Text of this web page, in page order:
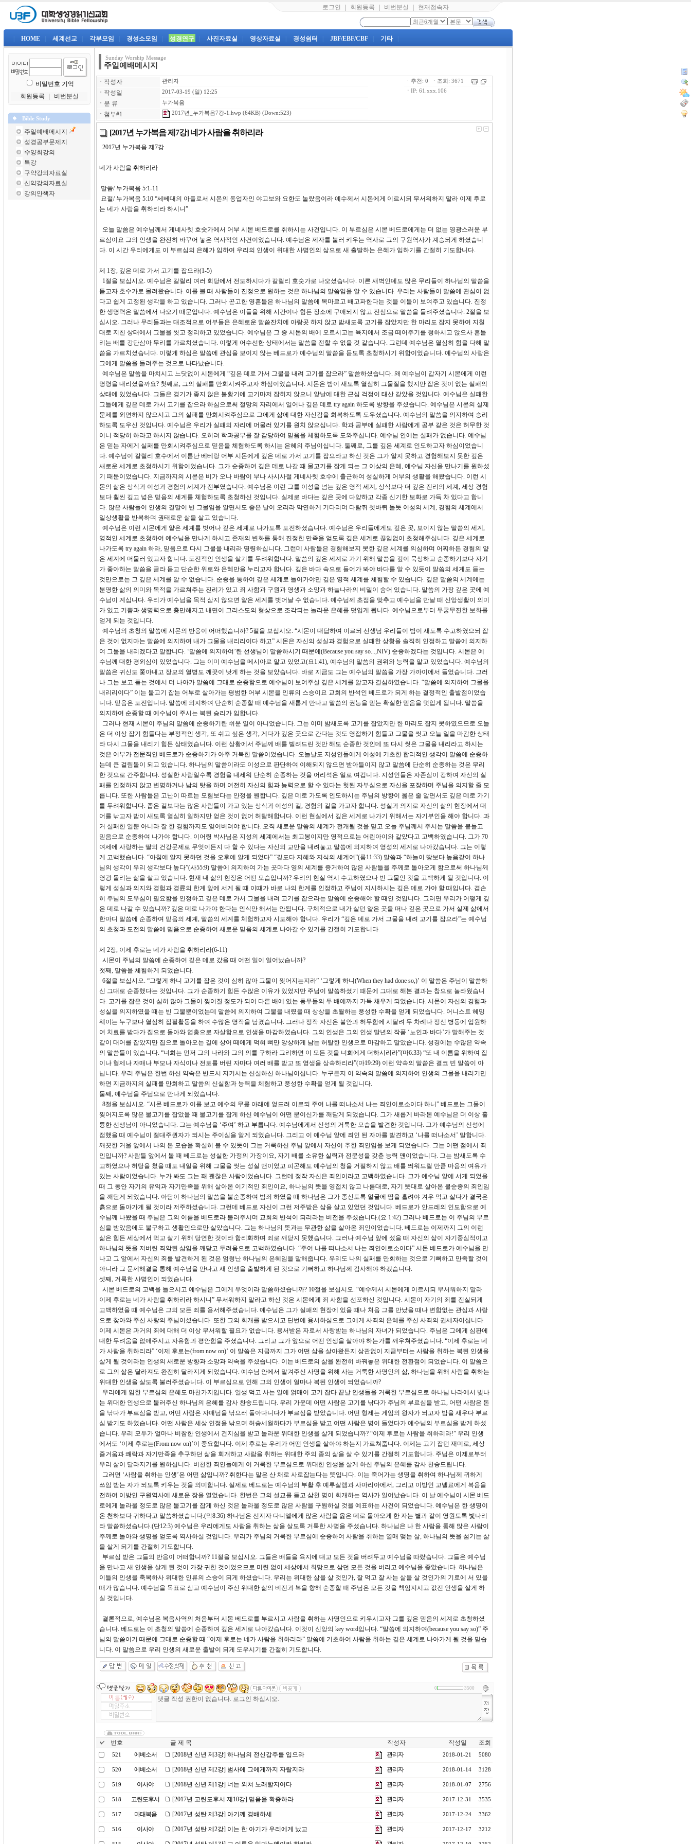
로그인 회원등록 비번분실 현재접속자
HOME 세계선교 각부모임 경성소모임 성경연구 사진자료실 영상자료실 경성쉼터 JBF/EBF/CBF 기타
비밀번호 기억
회원등록
비번분실
Bible Study
주일예배메시지
성경공부문제지
수양회강의
특강
구약강의자료실
신약강의자료실
강의안책자
Sunday Worship Message
주일예배메시지
ㆍ 작성자 관리자
ㆍ 작성일 2017-03-19 (일) 12:25
ㆍ 분 류 누가복음
ㆍ 첨부#1 2017년_누가복음7강-1.hwp (64KB) (Down:523)
ㆍ추천: 0 ㆍ조회: 3671
ㆍ IP: 61.xxx.106
[2017년 누가복음 제7강] 네가 사람을 취하리라
2017년 누가복음 제7강
네가 사람을 취하리라
말씀/ 누가복음 5:1-11
요절/ 누가복음 5:10 “세베대의 아들로서 시몬의 동업자인 야고보와 요한도 놀랐음이라 예수께서 시몬에게 이르시되 무서워하지 말라 이제 후로
는 네가 사람을 취하리라 하시니”
오늘 말씀은 예수님께서 게네사렛 호숫가에서 어부 시몬 베드로를 취하시는 사건입니다. 이 부르심은 시몬 베드로에게는 더 없는 영광스러운 부
르심이요 그의 인생을 완전히 바꾸어 놓은 역사적인 사건이었습니다. 예수님은 제자를 불러 키우는 역사로 그의 구원역사가 계승되게 하셨습니
다. 이 시간 우리에게도 이 부르심의 은혜가 임하여 우리의 인생이 위대한 사명인의 삶으로 새 출발하는 은혜가 임하기를 간절히 기도합니다.
제 1장, 깊은 데로 가서 고기를 잡으라(1-5)
1절을 보십시오. 예수님은 갈릴리 여러 회당에서 전도하시다가 갈릴리 호숫가로 나오셨습니다. 이른 새벽인데도 많은 무리들이 하나님의 말씀을
듣고자 호수가로 몰려왔습니다. 이를 볼 때 사람들이 진정으로 원하는 것은 하나님의 말씀임을 알 수 있습니다. 우리는 사람들이 말씀에 관심이 없
다고 쉽게 고정된 생각을 하고 있습니다. 그러나 곤고한 영혼들은 하나님의 말씀에 목마르고 배고파한다는 것을 이들이 보여주고 있습니다. 진정
한 생명력은 말씀에서 나오기 때문입니다. 예수님은 이들을 위해 시간이나 힘든 장소에 구애되지 않고 전심으로 말씀을 들려주셨습니다. 2절을 보
십시오. 그러나 무리들과는 대조적으로 어부들은 은혜로운 말씀잔치에 아랑곳 하지 않고 밤새도록 고기를 잡았지만 한 마리도 잡지 못하여 지칠
대로 지친 상태에서 그물을 씻고 정리하고 있었습니다. 예수님은 그 중 시몬의 배에 오르시고는 육지에서 조금 떼어주기를 청하시고 앉으사 흔들
리는 배를 강단삼아 무리를 가르치셨습니다. 이렇게 어수선한 상태에서는 말씀을 전할 수 없을 것 같습니다. 그런데 예수님은 열심히 힘을 다해 말
씀을 가르치셨습니다. 이렇게 하심은 말씀에 관심을 보이지 않는 베드로가 예수님의 말씀을 듣도록 초청하시기 위함이었습니다. 예수님의 사랑은
그에게 말씀을 들려주는 것으로 나타났습니다.
예수님은 말씀을 마치시고 느닷없이 시몬에게 “깊은 데로 가서 그물을 내려 고기를 잡으라” 말씀하셨습니다. 왜 예수님이 갑자기 시몬에게 이런
명령을 내리셨을까요? 첫째로, 그의 실패를 만회시켜주고자 하심이었습니다. 시몬은 밤이 새도록 열심히 그물질을 했지만 잡은 것이 없는 실패의
상태에 있었습니다. 그들은 경기가 좋지 않은 불황기에 고기마저 잡히지 않으니 앞날에 대한 근심 걱정이 태산 같았을 것입니다. 예수님은 실패한
그들에게 깊은 데로 가서 고기를 잡으라 하심으로써 절망의 자리에서 일어나 깊은 데로 try again 하도록 방향을 주셨습니다. 예수님은 시몬의 실제
문제를 외면하지 않으시고 그의 실패를 만회시켜주심으로 그에게 삶에 대한 자신감을 회복하도록 도우셨습니다. 예수님의 말씀을 의지하여 승리
하도록 도우신 것입니다. 예수님은 우리가 실패의 자리에 머물러 있기를 원치 않으십니다. 학과 공부에 실패한 사람에게 공부 같은 것은 허무한 것
이니 적당히 하라고 하시지 않습니다. 오히려 학과공부를 잘 감당하여 믿음을 체험하도록 도와주십니다. 예수님 안에는 실패가 없습니다. 예수님
은 믿는 자에게 실패를 만회시켜주심으로 믿음을 체험하도록 하시는 은혜의 주님이십니다. 둘째로, 그를 깊은 세계로 인도하고자 하심이었습니
다. 예수님이 갈릴리 호수에서 이름난 베테랑 어부 시몬에게 깊은 데로 가서 고기를 잡으라고 하신 것은 그가 알지 못하고 경험해보지 못한 깊은
새로운 세계로 초청하시기 위함이었습니다. 그가 순종하여 깊은 데로 나갈 때 물고기를 잡게 되는 그 이상의 은혜, 예수님 자신을 만나기를 원하셨
기 때문이었습니다. 지금까지의 시몬은 비가 오나 바람이 부나 사시사철 게네사렛 호수에 출근하여 성실하게 어부의 생활을 해왔습니다. 이런 시
몬의 삶은 상식과 이성과 경험의 세계가 전부였습니다. 예수님은 이런 그를 이성을 넘는 깊은 영적 세계, 상식보다 더 깊은 진리의 세계, 세상 경험
보다 훨씬 깊고 넓은 믿음의 세계를 체험하도록 초청하신 것입니다. 실제로 바다는 깊은 곳에 다양하고 각종 신기한 보화로 가득 차 있다고 합니
다. 많은 사람들이 인생의 결말이 빈 그물임을 알면서도 좋은 날이 오리라 막연하게 기다리며 다람쥐 쳇바퀴 돌듯 이성의 세계, 경험의 세계에서
일상생활을 반복하며 권태로운 삶을 살고 있습니다.
예수님은 이런 시몬에게 얕은 세계를 벗어나 깊은 세계로 나가도록 도전하셨습니다. 예수님은 우리들에게도 깊은 곳, 보이지 않는 말씀의 세계,
영적인 세계로 초청하여 예수님을 만나게 하시고 존재의 변화를 통해 진정한 만족을 얻도록 깊은 세계로 끊임없이 초청해주십니다. 깊은 세계로
나가도록 try again 하라, 믿음으로 다시 그물을 내리라 명령하십니다. 그런데 사람들은 경험해보지 못한 깊은 세계를 의심하며 어찌하든 경험의 얕
은 세계에 머물러 있고자 합니다. 도전적인 인생을 살기를 두려워합니다. 말씀의 깊은 세계로 가기 위해 말씀을 깊이 묵상하고 순종하기보다 자기
가 좋아하는 말씀을 골라 듣고 단순한 위로와 은혜만을 누리고자 합니다. 깊은 바다 속으로 들어가 봐야 바다를 알 수 있듯이 말씀의 세계도 듣는
것만으로는 그 깊은 세계를 알 수 없습니다. 순종을 통하여 깊은 세계로 들어가야만 깊은 영적 세계를 체험할 수 있습니다. 깊은 말씀의 세계에는
분명한 삶의 의미와 목적을 가르쳐주는 진리가 있고 죄 사함과 구원과 영생과 소망과 하늘나라의 비밀이 숨어 있습니다. 말씀의 가장 깊은 곳에 예
수님이 계십니다. 우리가 예수님을 목적 삼지 않으면 얕은 세계를 벗어날 수 없습니다. 예수님께 초점을 맞추고 예수님을 만날 때 신앙생활이 의미
가 있고 기쁨과 생명력으로 충만해지고 내면이 그리스도의 형상으로 조각되는 놀라운 은혜를 덧입게 됩니다. 예수님으로부터 무궁무진한 보화를
얻게 되는 것입니다.
예수님의 초청의 말씀에 시몬의 반응이 어떠했습니까? 5절을 보십시오. “시몬이 대답하여 이르되 선생님 우리들이 밤이 새도록 수고하였으되 잡
은 것이 없지마는 말씀에 의지하여 내가 그물을 내리리이다 하고” 시몬은 자신의 성실과 경험으로 실패한 상황을 솔직히 인정하고 말씀에 의지하
여 그물을 내리겠다고 말합니다. ‘말씀에 의지하여’란 선생님이 말씀하시기 때문에(Because you say so...,NIV) 순종하겠다는 것입니다. 시몬은 예
수님께 대한 경외심이 있었습니다. 그는 이미 예수님을 메시아로 알고 있었고(요1:41), 예수님의 말씀의 권위와 능력을 알고 있었습니다. 예수님의
말씀은 귀신도 쫓아내고 장모의 열병도 깨끗이 낫게 하는 것을 보았습니다. 바로 지금도 그는 예수님의 말씀을 가장 가까이에서 들었습니다. 그러
나 그는 보고 듣는 것에서 더 나아가 말씀에 그대로 순종함으로 예수님이 보여주실 깊은 세계를 알고자 결심하였습니다. “말씀에 의지하여 그물을
내리리이다” 이는 물고기 잡는 어부로 살아가는 평범한 어부 시몬을 인류의 스승이요 교회의 반석인 베드로가 되게 하는 결정적인 출발점이었습
니다. 믿음은 도전입니다. 말씀에 의지하여 단순히 순종할 때 예수님을 새롭게 만나고 말씀의 권능을 믿는 확실한 믿음을 덧입게 됩니다. 말씀을
의지하여 순종할 때 예수님이 주시는 복된 승리가 임합니다.
그러나 현재 시몬이 주님의 말씀에 순종하기란 쉬운 일이 아니었습니다. 그는 이미 밤새도록 고기를 잡았지만 한 마리도 잡지 못하였으므로 오늘
은 더 이상 잡기 힘들다는 부정적인 생각, 또 쉬고 싶은 생각, 게다가 깊은 곳으로 간다는 것도 영접하기 힘들고 그물을 씻고 오늘 일을 마감한 상태
라 다시 그물을 내리기 힘든 상태였습니다. 이런 상황에서 주님께 배를 빌려드린 것만 해도 순종한 것인데 또 다시 씻은 그물을 내리라고 하시는
것은 어부가 전문직인 베드로가 순종하기가 아주 거북한 말씀이었습니다. 오늘날도 지성인들에게 이성에 기초한 합리적인 생각이 말씀에 순종하
는데 큰 걸림돌이 되고 있습니다. 하나님의 말씀이라도 이성으로 판단하여 이해되지 않으면 받아들이지 않고 말씀에 단순히 순종하는 것은 무리
한 것으로 간주합니다. 성실한 사람일수록 경험을 내세워 단순히 순종하는 것을 어리석은 일로 여깁니다. 지성인들은 자존심이 강하여 자신의 실
패를 인정하지 않고 변명하거나 남의 탓을 하며 여전히 자신의 힘과 능력으로 할 수 있다는 헛된 자부심으로 자신을 포장하며 주님을 의지할 줄 모
릅니다. 또한 사람들은 고난이 따르는 모험보다는 안정을 원합니다. 깊은 데로 가도록 인도하시는 주님의 방향이 옳은 줄 알면서도 깊은 데로 가기
를 두려워합니다. 좁은 길보다는 많은 사람들이 가고 있는 상식과 이성의 길, 경험의 길을 가고자 합니다. 성실과 의지로 자신의 삶의 현장에서 대
어를 낚고자 밤이 새도록 열심히 일하지만 얻은 것이 없어 허탈해합니다. 이런 현실에서 깊은 세계로 나가기 위해서는 자기부인을 해야 합니다. 과
거 실패한 일뿐 아니라 잘 한 경험까지도 잊어버려야 합니다. 오직 새로운 말씀의 세계가 전개될 것을 믿고 오늘 주님께서 주시는 말씀을 붙들고
믿음으로 순종하여 나가야 합니다. 이어령 박사님은 지성의 세계에서는 최고봉이지만 영적으로는 어린아이와 같았다고 고백하였습니다. 그가 70
여세에 사랑하는 딸의 건강문제로 무엇이든지 다 할 수 있다는 자신의 교만을 내려놓고 말씀에 의지하여 영성의 세계로 나아갔습니다. 그는 이렇
게 고백했습니다. “아침에 알지 못하던 것을 오후에 알게 되었다” “깊도다 지혜와 지식의 세계여”(롬11:33) 말씀과 “하늘이 땅보다 높음같이 하나
님의 생각이 우리 생각보다 높다”(사55:9) 말씀에 의지하여 가는 곳마다 영의 세계를 증거하여 많은 사람들을 주께로 돌아오게 함으로써 하나님께
영광 돌리는 삶을 살고 있습니다. 현재 내 삶의 현장은 어떤 모습입니까? 우리의 현실 역시 수고하였으나 빈 그물인 것을 고백하게 될 것입니다. 이
렇게 성실과 의지와 경험과 경륜의 한계 앞에 서게 될 때 이때가 바로 나의 한계를 인정하고 주님이 지시하시는 깊은 데로 가야 할 때입니다. 겸손
히 주님의 도우심이 필요함을 인정하고 깊은 데로 가서 그물을 내려 고기를 잡으라는 말씀에 순종해야 할 때인 것입니다. 그러면 우리가 어떻게 깊
은 데로 나갈 수 있습니까? 깊은 데로 나가야 한다는 인식만 해서는 안됩니다. 구체적으로 내가 살던 얕은 곳을 떠나 깊은 곳으로 가서 실제 삶에서
한마디 말씀에 순종하여 믿음의 세계, 말씀의 세계를 체험하고자 시도해야 합니다. 우리가 “깊은 데로 가서 그물을 내려 고기를 잡으라”는 예수님
의 초청과 도전의 말씀에 믿음으로 순종하여 새로운 믿음의 세계로 나아갈 수 있기를 간절히 기도합니다.
제 2장, 이제 후로는 네가 사람을 취하리라(6-11)
시몬이 주님의 말씀에 순종하여 깊은 데로 갔을 때 어떤 일이 일어났습니까?
첫째, 말씀을 체험하게 되었습니다.
6절을 보십시오. “그렇게 하니 고기를 잡은 것이 심히 많아 그물이 찢어지는지라” ‘그렇게 하니(When they had done so,)’ 이 말씀은 주님이 말씀하
신 그대로 순종했다는 것입니다. 그가 순종하기 힘든 수많은 이유가 있었지만 주님이 말씀하셨기 때문에 그대로 해본 결과는 참으로 놀라웠습니
다. 고기를 잡은 것이 심히 많아 그물이 찢어질 정도가 되어 다른 배에 있는 동무들의 두 배에까지 가득 채우게 되었습니다. 시몬이 자신의 경험과
성실을 의지하였을 때는 빈 그물뿐이었는데 말씀에 의지하여 그물을 내렸을 때 상상을 초월하는 풍성한 수확을 얻게 되었습니다. 어니스트 헤밍
웨이는 누구보다 열심히 집필활동을 하여 수많은 명작을 남겼습니다. 그러나 정작 자신은 불안과 허무함에 시달려 두 차례나 정신 병동에 입원하
여 치료를 받다가 집으로 돌아와 엽총으로 자살함으로 인생을 마감하였습니다. 그의 인생은 그의 인생 말년의 작품 ‘노인과 바다’가 말해주는 것
같이 대어를 잡았지만 집으로 돌아오는 길에 상어 떼에게 먹혀 뼈만 앙상하게 남는 허탈한 인생으로 마감하고 말았습니다. 성경에는 수많은 약속
의 말씀들이 있습니다. “너희는 먼저 그의 나라와 그의 의를 구하라 그리하면 이 모든 것을 너희에게 더하시리라”(마6:33) “또 내 이름을 위하여 집
이나 형제나 자매나 부모나 자식이나 전토를 버린 자마다 여러 배를 받고 또 영생을 상속하리라”(마19:29) 이런 약속의 말씀은 결코 빈 말씀이 아
닙니다. 우리 주님은 한번 하신 약속은 반드시 지키시는 신실하신 하나님이십니다. 누구든지 이 약속의 말씀에 의지하여 인생의 그물을 내리기만
하면 지금까지의 실패를 만회하고 말씀의 신실함과 능력을 체험하고 풍성한 수확을 얻게 될 것입니다.
둘째, 예수님을 주님으로 만나게 되었습니다.
8절을 보십시오. “시몬 베드로가 이를 보고 예수의 무릎 아래에 엎드려 이르되 주여 나를 떠나소서 나는 죄인이로소이다 하니” 베드로는 그물이
찢어지도록 많은 물고기를 잡았을 때 물고기를 잡게 하신 예수님이 어떤 분이신가를 깨닫게 되었습니다. 그가 새롭게 바라본 예수님은 더 이상 훌
륭한 선생님이 아니었습니다. 그는 예수님을 ‘주여’ 하고 부릅니다. 예수님에게서 신성의 거룩한 모습을 발견한 것입니다. 그가 예수님의 신성에
접했을 때 예수님이 절대주권자가 되시는 주이심을 알게 되었습니다. 그리고 이 예수님 앞에 죄인 된 자아를 발견하고 ‘나를 떠나소서’ 말합니다.
깨끗한 거울 앞에서 나의 본 모습을 확실히 볼 수 있듯이 그는 거룩하신 주님 앞에서 자신이 추한 죄인임을 보게 되었습니다. 그는 어떤 점에서 죄
인입니까? 사람들 앞에서 볼 때 베드로는 성실한 가정의 가장이요, 자기 배를 소유한 실력과 전문성을 갖춘 능력 맨이었습니다. 그는 밤새도록 수
고하였으나 허탕을 쳤을 때도 내일을 위해 그물을 씻는 성실 맨이었고 피곤해도 예수님의 청을 거절하지 않고 배를 띄워드릴 만큼 마음의 여유가
있는 사람이었습니다. 누가 봐도 그는 꽤 괜찮은 사람이었습니다. 그런데 정작 자신은 죄인이라고 고백하였습니다. 그가 예수님 앞에 서게 되었을
때 그 동안 자기의 유익과 자기만족을 위해 살아온 이기적인 죄인이요, 하나님의 뜻을 영접치 않고 나름대로, 자기 뜻대로 살아온 불순종의 죄인임
을 깨닫게 되었습니다. 아담이 하나님의 말씀을 불순종하여 범죄 하였을 때 하나님은 그가 종신토록 얼굴에 땀을 흘려야 겨우 먹고 살다가 결국은
흙으로 돌아가게 될 것이라 저주하셨습니다. 그런데 베드로 자신이 그런 저주받은 삶을 살고 있었던 것입니다. 베드로가 안드레의 인도함으로 예
수님께 나왔을 때 주님은 그의 이름을 베드로라 불러주시며 교회의 반석이 되리라는 비전을 주셨습니다.(요 1:42) 그러나 베드로는 이 주님의 부르
심을 받았음에도 불구하고 생활인으로만 살았습니다. 그는 하나님의 뜻과는 무관한 삶을 살아온 죄인이었습니다. 베드로는 이제까지 그의 이런
삶은 힘든 세상에서 먹고 살기 위해 당연한 것이라 합리화하며 죄로 깨닫지 못했습니다. 그러나 예수님 앞에 섰을 때 자신의 삶이 자기중심적이고
하나님의 뜻을 저버린 죄악된 삶임을 깨닫고 두려움으로 고백하였습니다. “주여 나를 떠나소서 나는 죄인이로소이다” 시몬 베드로가 예수님을 만
나고 그 앞에서 자신의 죄를 발견하게 된 것은 엄청난 하나님의 은혜임을 말해줍니다. 우리도 나의 실패를 만회하는 것으로 기뻐하고 만족할 것이
아니라 그 문제해결을 통해 예수님을 만나고 새 인생을 출발하게 된 것으로 기뻐하고 하나님께 감사해야 하겠습니다.
셋째, 거룩한 사명인이 되었습니다.
시몬 베드로의 고백을 들으시고 예수님은 그에게 무엇이라 말씀하셨습니까? 10절을 보십시오. “예수께서 시몬에게 이르시되 무서워하지 말라
이제 후로는 네가 사람을 취하리라 하시니” 무서워하지 말라고 하신 것은 시몬에게 죄 사함을 선포하신 것입니다. 시몬이 자기의 죄를 진실되게
고백하였을 때 예수님은 그의 모든 죄를 용서해주셨습니다. 예수님은 그가 실패의 현장에 있을 때나 처음 그를 만났을 때나 변함없는 관심과 사랑
으로 찾아와 주신 사랑의 주님이셨습니다. 또한 그의 회개를 받으시고 단번에 용서하심으로 그에게 사죄의 은혜를 주신 사죄의 권세자이십니다.
이제 시몬은 과거의 죄에 대해 더 이상 무서워할 필요가 없습니다. 용서받은 자로서 사랑받는 하나님의 자녀가 되었습니다. 주님은 그에게 심판에
대한 두려움을 없애주시고 자유함과 평안함을 주셨습니다. 그리고 그가 앞으로 어떤 인생을 살아야 하는가를 깨우쳐주셨습니다. “이제 후로는 네
가 사람을 취하리라” ‘이제 후로는(from now on)’ 이 말씀은 지금까지 그가 어떤 삶을 살아왔든지 상관없이 지금부터는 사람을 취하는 복된 인생을
살게 될 것이라는 인생의 새로운 방향과 소망과 약속을 주셨습니다. 이는 베드로의 삶을 완전히 바꿔놓은 위대한 전환점이 되었습니다. 이 말씀으
로 그의 삶은 달라져도 완전히 달라지게 되었습니다. 예수님 안에서 맡겨주신 사명을 위해 사는 거룩한 사명인의 삶, 하나님을 위해 사람을 취하는
위대한 인생을 살도록 불러주셨습니다. 이 부르심으로 인해 그의 인생이 얼마나 복된 인생이 되었습니까?
우리에게 임한 부르심의 은혜도 마찬가지입니다. 일생 먹고 사는 일에 얽매어 고기 잡다 끝날 인생들을 거룩한 부르심으로 하나님 나라에서 빛나
는 위대한 인생으로 불러주신 하나님의 은혜를 감사 찬송드립니다. 우리 가운데 어떤 사람은 고기를 낚다가 주님의 부르심을 받고, 어떤 사람은 돈
을 낚다가 부르심을 받고, 어떤 사람은 자매님을 낚으러 돌아다니다가 부르심을 받았습니다. 어떤 형제는 게임의 왕자가 되고자 밤을 새우다 부르
심 받기도 하였습니다. 어떤 사람은 세상 인정을 낚으며 허송세월하다가 부르심을 받고 어떤 사람은 병이 들었다가 예수님의 부르심을 받게 하셨
습니다. 우리 모두가 얼마나 비참한 인생에서 건지심을 받고 놀라운 위대한 인생을 살게 되었습니까? “이제 후로는 사람을 취하리라!” 우리 인생
에서도 ‘이제 후로는(From now on)’이 중요합니다. 이제 후로는 우리가 어떤 인생을 살아야 하는지 가르쳐줍니다. 이제는 고기 잡던 재미로, 세상
즐거움과 쾌락과 자기만족을 추구하던 삶을 회개하고 사람을 취하는 위대한 주의 종의 삶을 살 수 있기를 간절히 기도합니다. 주님은 이제로부터
우리 삶이 달라지기를 원하십니다. 비천한 죄인들에게 이 거룩한 부르심으로 위대한 인생을 살게 하신 주님의 은혜를 감사 찬송드립니다.
그러면 ‘사람을 취하는 인생’은 어떤 삶입니까? 취한다는 말은 산 채로 사로잡는다는 뜻입니다. 이는 죽어가는 생명을 취하여 하나님께 귀하게
쓰임 받는 자가 되도록 키우는 것을 의미합니다. 실제로 베드로는 예수님의 부활 후 예루살렘과 사마리아에서, 그리고 이방인 고넬료에게 복음을
전하여 이방인 구원역사에 새로운 장을 열었습니다. 한번은 그의 설교를 듣고 삼천 명이 회개하는 역사가 일어났습니다. 이 날 예수님이 시몬 베드
로에게 놀라울 정도로 많은 물고기를 잡게 하신 것은 놀라울 정도로 많은 사람을 구원하실 것을 예표하는 사건이 되었습니다. 예수님은 한 생명이
온 천하보다 귀하다고 말씀하셨습니다.(막8:36) 하나님은 선지자 다니엘에게 많은 사람을 옳은 데로 돌아오게 한 자는 별과 같이 영원토록 빛나리
라 말씀하셨습니다.(단12:3) 예수님은 우리에게도 사람을 취하는 삶을 살도록 거룩한 사명을 주셨습니다. 하나님은 나 한 사람을 통해 많은 사람이
주께로 돌아와 생명을 얻도록 역사하실 것입니다. 우리가 주님의 거룩한 부르심에 순종하여 사람을 취하는 열매 맺는 삶, 하나님의 뜻을 섬기는 삶
을 살게 되기를 간절히 기도합니다.
부르심 받은 그들의 반응이 어떠합니까? 11절을 보십시오. 그들은 배들을 육지에 대고 모든 것을 버려두고 예수님을 따랐습니다. 그들은 예수님
을 만나고 새 인생을 살게 된 것이 가장 귀한 것이었으므로 미련 없이 세상에서 희망으로 삼던 모든 것을 버리고 예수님을 좇았습니다. 하나님은
이들의 인생을 축복하사 위대한 인류의 스승이 되게 하셨습니다. 우리는 위대한 삶을 살 것인가, 잘 먹고 잘 사는 삶을 살 것인가의 기로에 서 있을
때가 많습니다. 예수님을 목표로 삼고 예수님이 주신 위대한 삶의 비전과 복을 향해 순종할 때 주님은 모든 것을 책임지시고 값진 인생을 살게 하
실 것입니다.
결론적으로, 예수님은 복음사역의 처음부터 시몬 베드로를 부르시고 사람을 취하는 사명인으로 키우시고자 그를 깊은 믿음의 세계로 초청하셨
습니다. 베드로는 이 초청의 말씀에 순종하여 깊은 세계로 나아갔습니다. 이것이 신앙의 key word입니다. “말씀에 의지하여(because you say so)” 주
님의 말씀이기 때문에 그대로 순종할 때 “이제 후로는 네가 사람을 취하리라” 말씀에 기초하여 사람을 취하는 깊은 세계로 나아가게 될 것을 믿습
니다. 이 말씀으로 우리 인생의 새로운 출발이 되게 도우시기를 간절히 기도합니다.
0 3500
번호 글 제 목 작성자 작성일 조회
521 에베소서 [2018년 신년 제3강] 하나님의 전신갑주를 입으라 관리자 2018-01-21 5080
520 에베소서 [2018년 신년 제2강] 범사에 그에게까지 자랄지라 관리자 2018-01-14 3128
519 이사야 [2018년 신년 제1강] 너는 외쳐 노래할지어다 관리자 2018-01-07 2756
518 고린도후서 [2017년 고린도후서 제10강] 믿음을 확증하라 관리자 2017-12-31 3535
517 마태복음 [2017년 성탄 제3강] 아기께 경배하세 관리자 2017-12-24 3362
516 이사야 [2017년 성탄 제2강] 이는 한 아기가 우리에게 났고 관리자 2017-12-17 3212